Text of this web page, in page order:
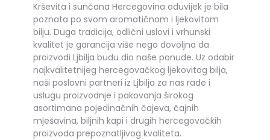
Krševita i sunčana Hercegovina oduvijek je bila
poznata po svom aromatičnom i ljekovitom
bilju. Duga tradicija, odlični uslovi i vrhunski
kvalitet je garancija više nego dovoljna da
proizvodi Ljbilja budu dio naše ponude. Uz odabir
najkvalitetnijeg hercegovačkog ljekovitog bilja,
naši poslovni partneri iz Ljbilja za nas rade i
uslugu proizvodnje i pakovanja širokog
asortimana pojedinačnih čajeva, čajnih
mješavina, biljnih kapi i drugih hercegovačkih
proizvoda prepoznatljivog kvaliteta.